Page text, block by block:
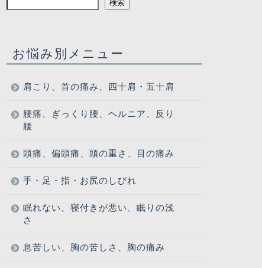
検索
お悩み別メニュー
肩こり、首の痛み、四十肩・五十肩
腰痛、ぎっくり腰、ヘルニア、反り
腰
頭痛、偏頭痛、頭の重さ、目の痛み
手・足・指・お尻のしびれ
眠れない、寝付きが悪い、眠りの浅
さ
息苦しい、胸の苦しさ、胸の痛み